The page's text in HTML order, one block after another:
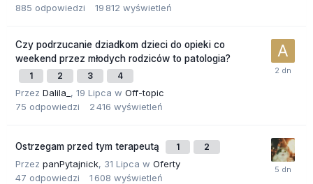
885 odpowiedzi 19 812 wyświetleń
Czy podrzucanie dziadkom dzieci do opieki co
weekend przez młodych rodziców to patologia?
1 2 3 4
Przez Dalila_ , 19 Lipca w Off-topic
75 odpowiedzi 2 416 wyświetleń
Ostrzegam przed tym terapeutą 1 2
Przez panPytajnick, 31 Lipca w Oferty
47 odpowiedzi 1 608 wyświetleń